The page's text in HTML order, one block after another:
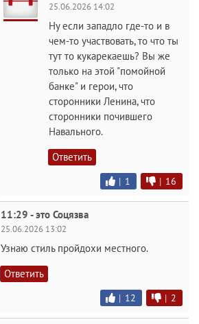
25.06.2026 14:02
Ну если западло где-то и в
чем-то участвовать, то что ты
тут то кукарекаешь? Вы же
только на этой "помойной
банке" и герои, что
сторонники Ленина, что
сторонники почившего
Навального.
Ответить
| 1 | 16
11:29 - это Соцязва
25.06.2026 13:02
Узнаю стиль пройдохи местного.
Ответить
| 12 | 2